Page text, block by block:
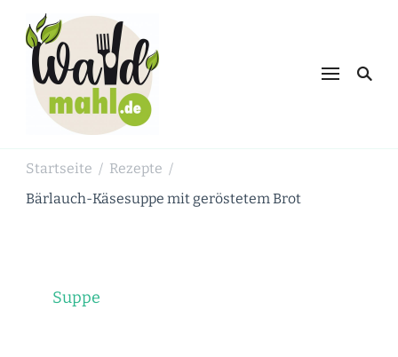
Schnabulieren, was die Natur einem
Startseite / Rezepte /
Bärlauch-Käsesuppe mit geröstetem Brot
Suppe